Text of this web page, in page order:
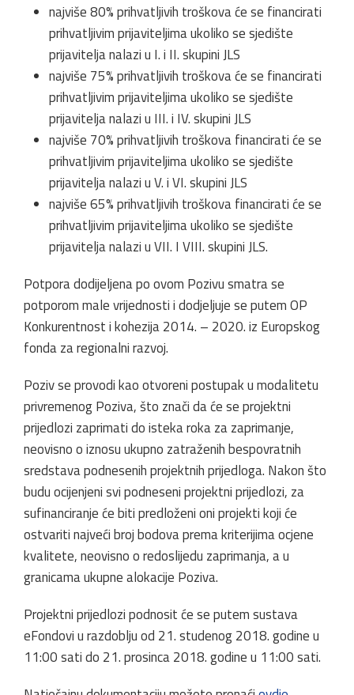
najviše 80% prihvatljivih troškova će se financirati
prihvatljivim prijaviteljima ukoliko se sjedište
prijavitelja nalazi u I. i II. skupini JLS
najviše 75% prihvatljivih troškova će se financirati
prihvatljivim prijaviteljima ukoliko se sjedište
prijavitelja nalazi u III. i IV. skupini JLS
najviše 70% prihvatljivih troškova financirati će se
prihvatljivim prijaviteljima ukoliko se sjedište
prijavitelja nalazi u V. i VI. skupini JLS
najviše 65% prihvatljivih troškova financirati će se
prihvatljivim prijaviteljima ukoliko se sjedište
prijavitelja nalazi u VII. I VIII. skupini JLS.
Potpora dodijeljena po ovom Pozivu smatra se
potporom male vrijednosti i dodjeljuje se putem OP
Konkurentnost i kohezija 2014. – 2020. iz Europskog
fonda za regionalni razvoj.
Poziv se provodi kao otvoreni postupak u modalitetu
privremenog Poziva, što znači da će se projektni
prijedlozi zaprimati do isteka roka za zaprimanje,
neovisno o iznosu ukupno zatraženih bespovratnih
sredstava podnesenih projektnih prijedloga. Nakon što
budu ocijenjeni svi podneseni projektni prijedlozi, za
sufinanciranje će biti predloženi oni projekti koji će
ostvariti najveći broj bodova prema kriterijima ocjene
kvalitete, neovisno o redoslijedu zaprimanja, a u
granicama ukupne alokacije Poziva.
Projektni prijedlozi podnosit će se putem sustava
eFondovi u razdoblju od 21. studenog 2018. godine u
11:00 sati do 21. prosinca 2018. godine u 11:00 sati.